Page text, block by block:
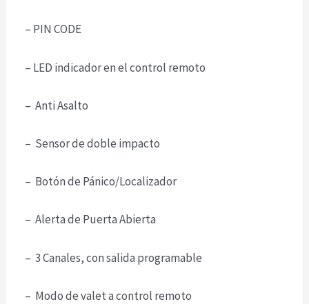
– PIN CODE
– LED indicador en el control remoto
– Anti Asalto
– Sensor de doble impacto
– Botón de Pánico/Localizador
– Alerta de Puerta Abierta
– 3 Canales, con salida programable
– Modo de valet a control remoto